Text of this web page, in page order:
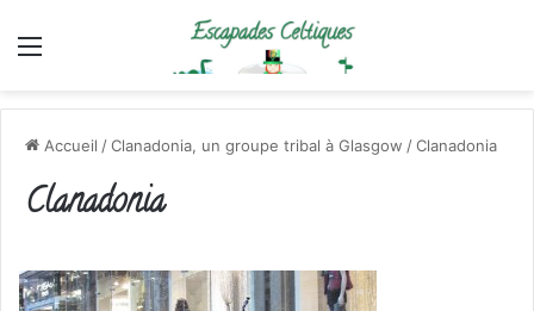
Menu
Accueil /Clanadonia, un groupe tribal à Glasgow /Clanadonia
Clanadonia